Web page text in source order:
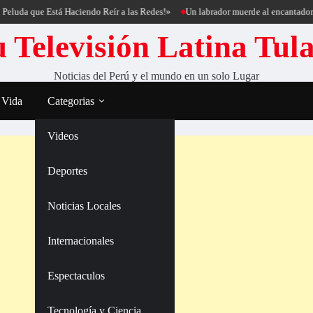
Está Haciendo Reír a las Redes!» Un labrador muerde al encantador de
Televisión Latina
Noticias del Perú y el mundo en un solo Lugar
Categorias
Videos
Deportes
Noticias Locales
Internacionales
Espectaculos
Tecnología y Ciencia